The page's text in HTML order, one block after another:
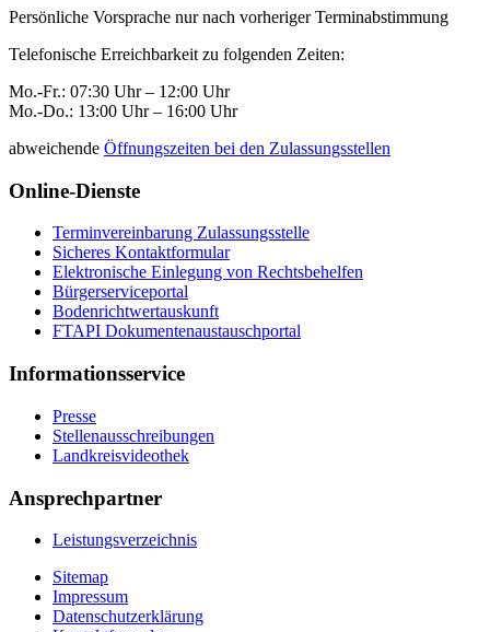
Persönliche Vorsprache nur nach vorheriger Terminabstimmung
Telefonische Erreichbarkeit zu folgenden Zeiten:
Mo.-Fr.: 07:30 Uhr – 12:00 Uhr
Mo.-Do.: 13:00 Uhr – 16:00 Uhr
abweichende Öffnungszeiten bei den Zulassungsstellen
Online-Dienste
Terminvereinbarung Zulassungsstelle
Sicheres Kontaktformular
Elektronische Einlegung von Rechtsbehelfen
Bürgerserviceportal
Bodenrichtwertauskunft
FTAPI Dokumentenaustauschportal
Informationsservice
Presse
Stellenausschreibungen
Landkreisvideothek
Ansprechpartner
Leistungsverzeichnis
Sitemap
Impressum
Datenschutzerklärung